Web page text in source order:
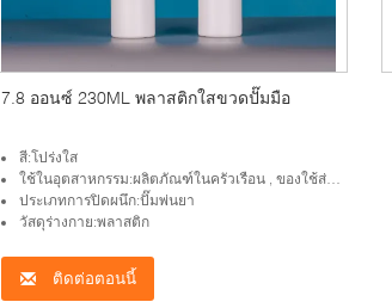
7.8 ออนซ์ 230ML พลาสติกใสขวดปั๊มมือ
สี:โปร่งใส
ใช้ในอุตสาหกรรม:ผลิตภัณฑ์ในครัวเรือน , ของใช้ส่วนตัว
ประเภทการปิดผนึก:ปั๊มพ่นยา
วัสดุร่างกาย:พลาสติก
ติดต่อตอนนี้